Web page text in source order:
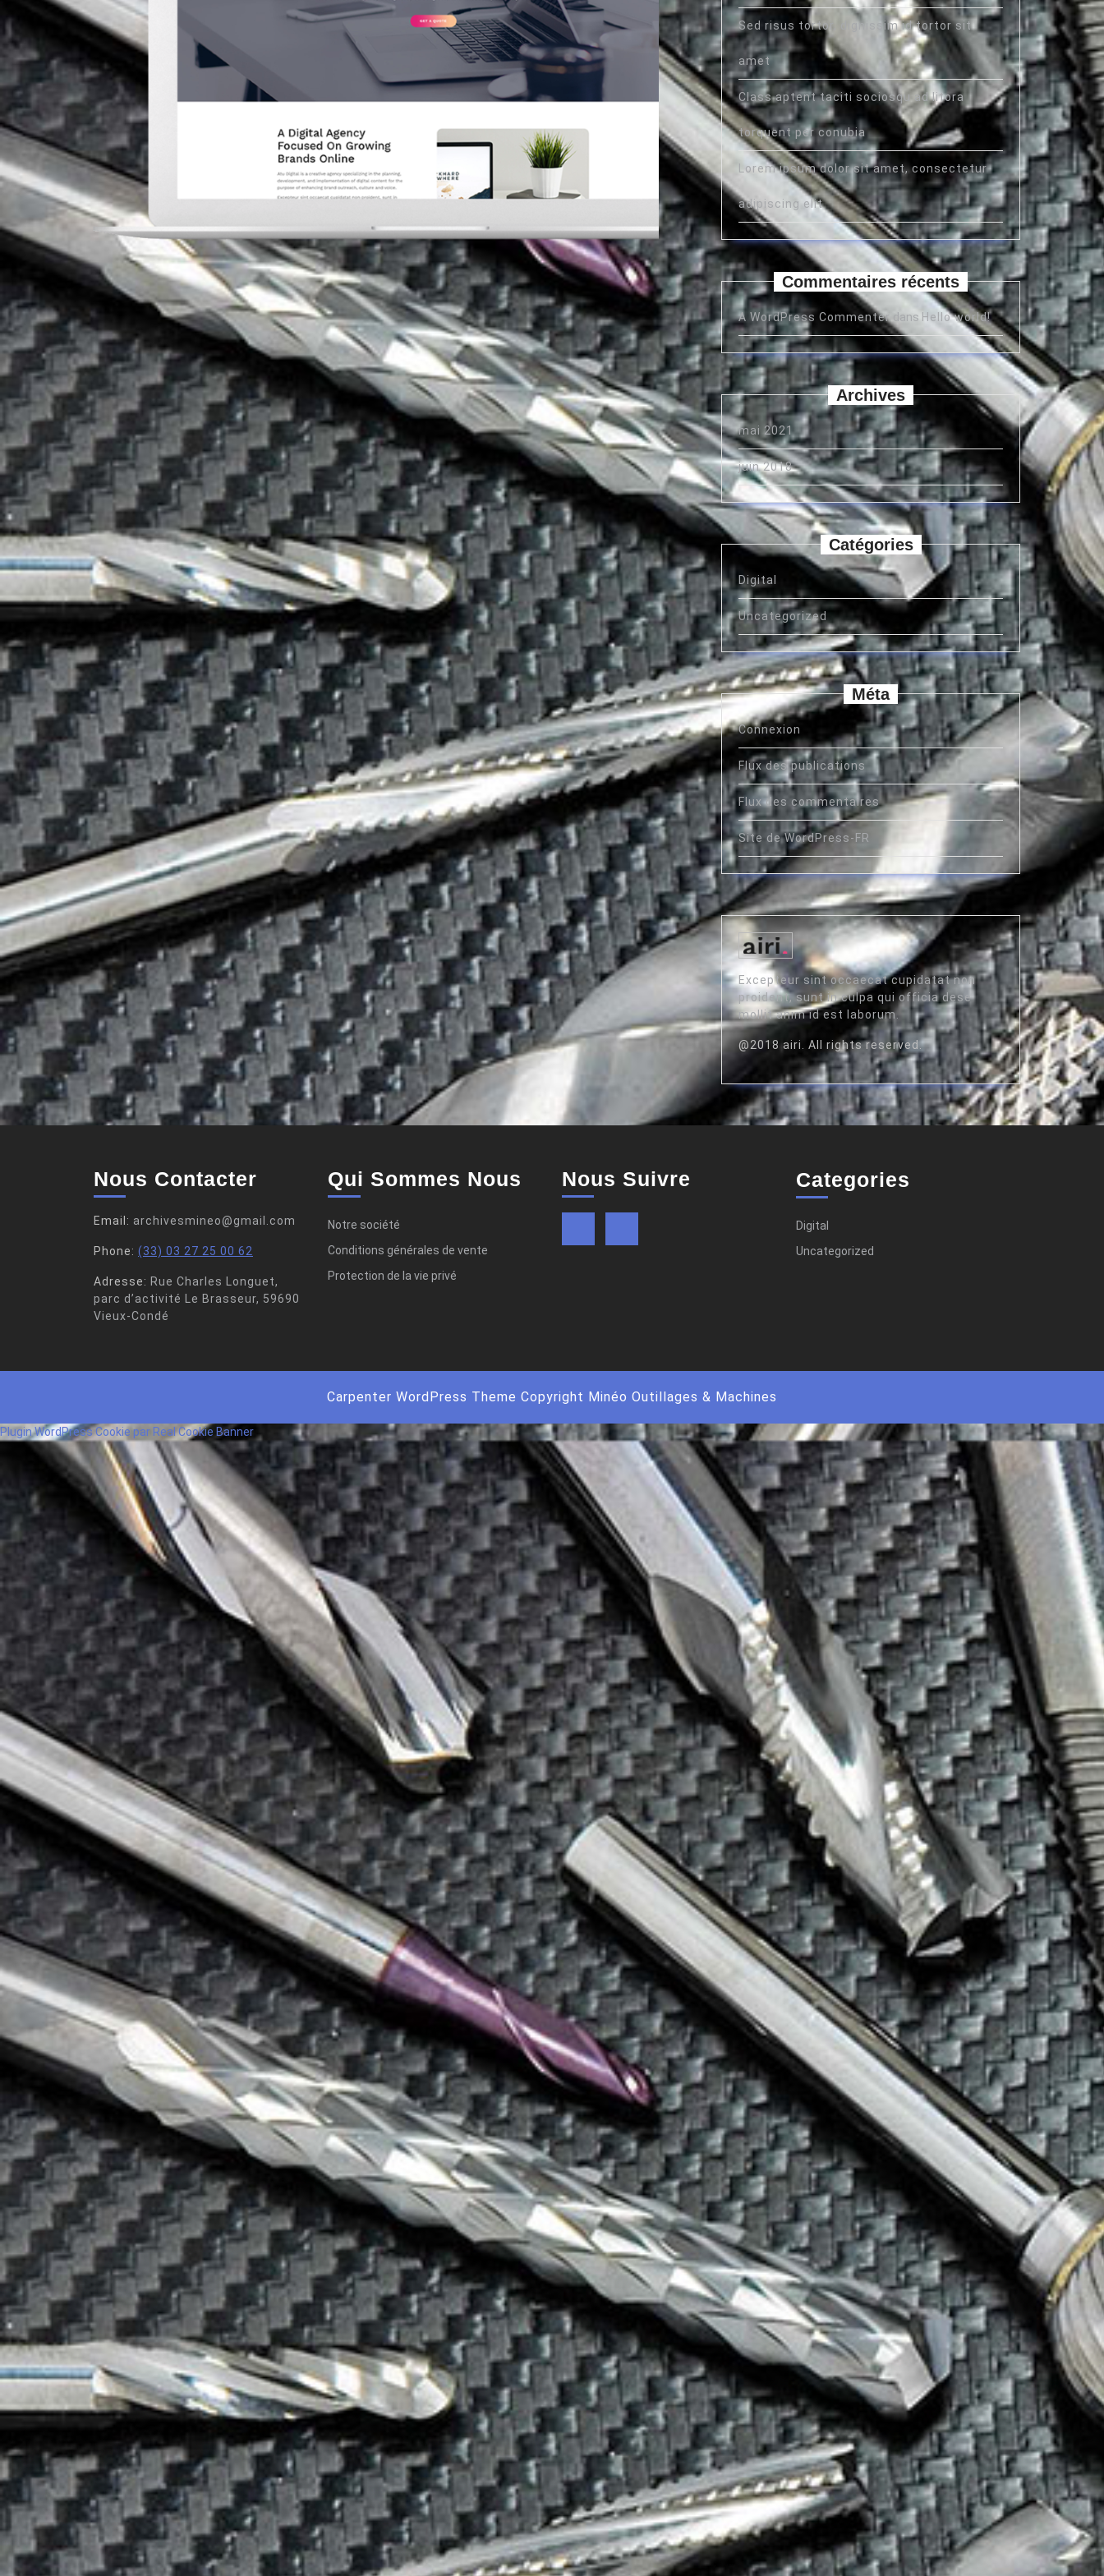
Sed risus tortor, dignissim id tortor sit
amet
Class aptent taciti sociosqu ad litora
torquent per conubia
Lorem ipsum dolor sit amet, consectetur
adipiscing elit
Commentaires récents
A WordPress Commenter dans Hello world!
Archives
mai 2021
juin 2018
Catégories
Digital
Uncategorized
Méta
Connexion
Flux des publications
Flux des commentaires
Site de WordPress-FR
Excepteur sint occaecat cupidatat non
proident, sunt in culpa qui officia dese
mollit anim id est laborum.
@2018 airi. All rights reserved.
Nous Contacter
Email: archivesmineo@gmail.com
Phone: (33) 03 27 25 00 62
Adresse: Rue Charles Longuet,
parc d’activité Le Brasseur, 59690
Vieux-Condé
Qui Sommes Nous
Notre société
Conditions générales de vente
Protection de la vie privé
Nous Suivre Categories
Digital
Uncategorized
Carpenter WordPress Theme Copyright Minéo Outillages & Machines
Up
Plugin WordPress Cookie par Real Cookie Banner